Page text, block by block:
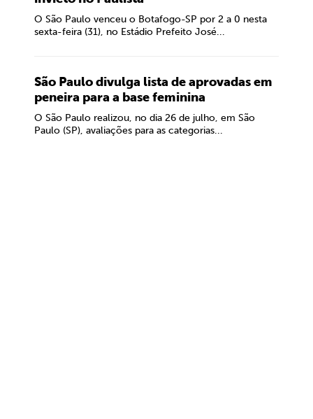
O São Paulo venceu o Botafogo-SP por 2 a 0 nesta
sexta-feira (31), no Estádio Prefeito José...
São Paulo divulga lista de aprovadas em
peneira para a base feminina
O São Paulo realizou, no dia 26 de julho, em São
Paulo (SP), avaliações para as categorias...